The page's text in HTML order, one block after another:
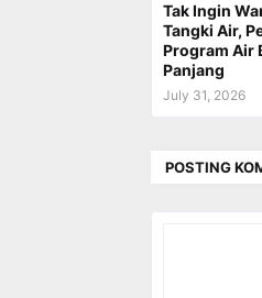
Tak Ingin
Tangki Air,
Program Air
Panjang
July 31, 2026
POSTING